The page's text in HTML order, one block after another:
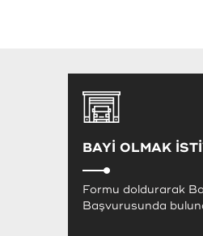
BAYİ OLMAK
Formu doldurarak
Başvurusunda